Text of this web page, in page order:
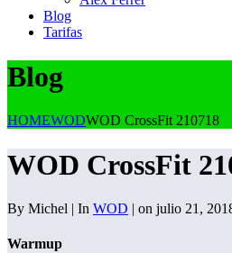
Blog
Tarifas
Blog
HOMEWODWOD CrossFit 210718
WOD CrossFit
By Michel | In WOD | on julio 21,
Warmup